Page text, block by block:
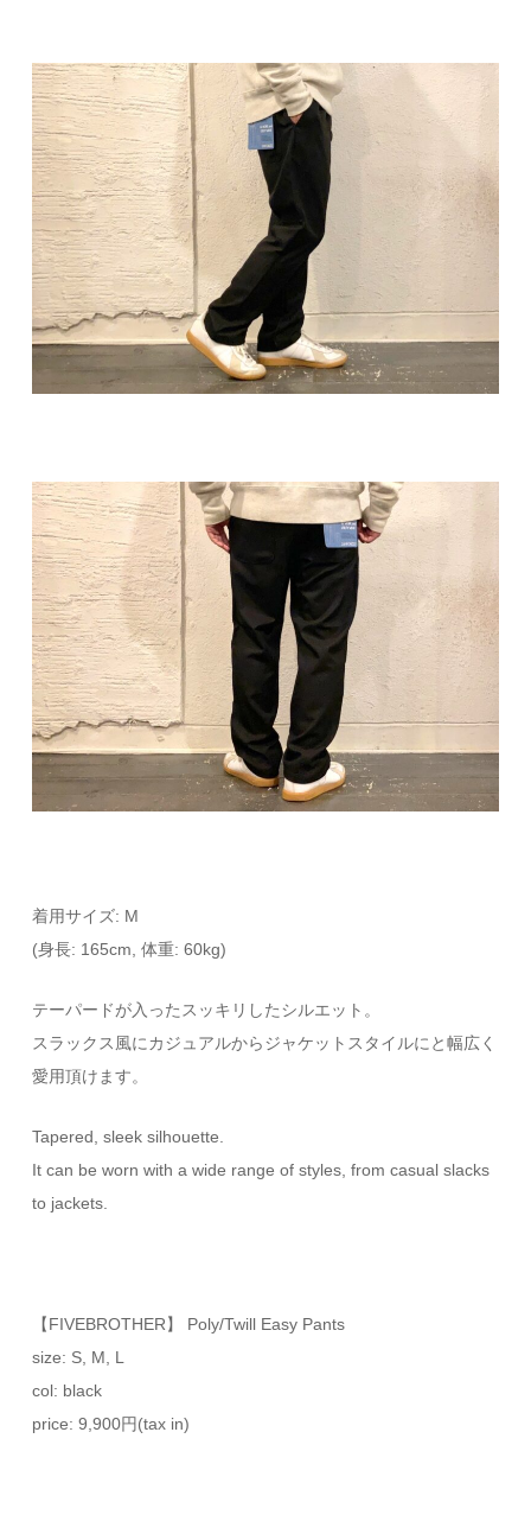
着用サイズ: M
(身長: 165cm, 体重: 60kg)
テーパードが入ったスッキリしたシルエット。
スラックス風にカジュアルからジャケットスタイルにと幅広く
愛用頂けます。
Tapered, sleek silhouette.
It can be worn with a wide range of styles, from casual slacks
to jackets.
【FIVEBROTHER】 Poly/Twill Easy Pants
size: S, M, L
col: black
price: 9,900円(tax in)